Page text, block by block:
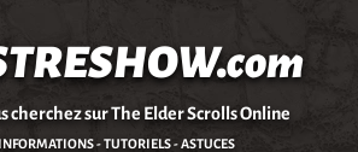
cherchez sur The Elder Scrolls Online
- TUTORIELS - ASTUCES